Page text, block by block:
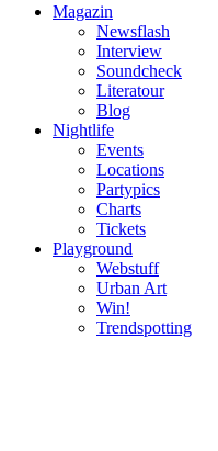
Magazin
Newsflash
Interview
Soundcheck
Literatour
Blog
Nightlife
Events
Locations
Partypics
Charts
Tickets
Playground
Webstuff
Urban Art
Win!
Trendspotting